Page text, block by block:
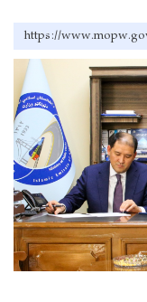
https://